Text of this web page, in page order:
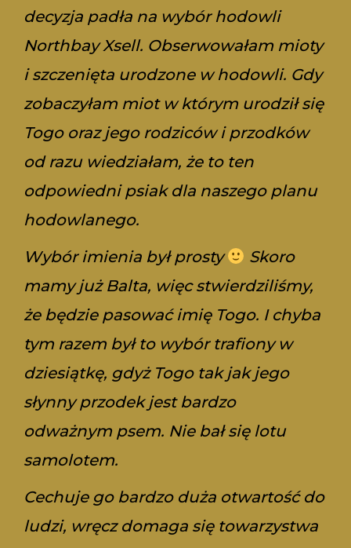
decyzja padła na wybór hodowli
Northbay Xsell. Obserwowałam mioty
i szczenięta urodzone w hodowli. Gdy
zobaczyłam miot w którym urodził się
Togo oraz jego rodziców i przodków
od razu wiedziałam, że to ten
odpowiedni psiak dla naszego planu
hodowlanego.
Wybór imienia był prosty
Skoro
mamy już Balta, więc stwierdziliśmy,
że będzie pasować imię Togo. I chyba
tym razem był to wybór trafiony w
dziesiątkę, gdyż Togo tak jak jego
słynny przodek jest bardzo
odważnym psem. Nie bał się lotu
samolotem.
Cechuje go bardzo duża otwartość do
ludzi, wręcz domaga się towarzystwa